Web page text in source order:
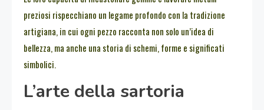
preziosi rispecchiano un legame profondo con la tradizione
artigiana, in cui ogni pezzo racconta non solo un’idea di
bellezza, ma anche una storia di schemi, forme e significati
simbolici.
L’arte della sartoria